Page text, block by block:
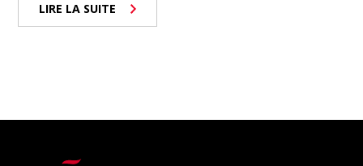
LIRE LA SUITE